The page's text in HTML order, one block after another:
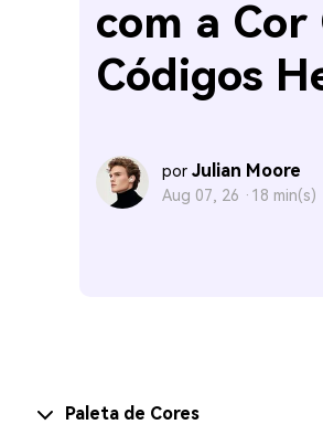
com a Cor
Códigos
por Julian Moore
Aug 07, 26 · 18 min(s)
Paleta de Cores